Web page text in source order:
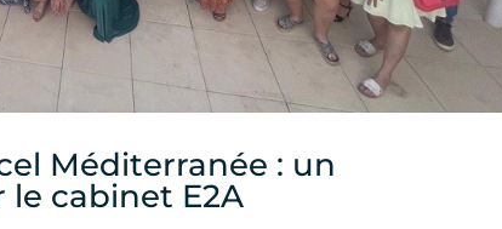
Méditerranée : un
cabinet E2A